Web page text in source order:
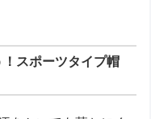
スポーツタイプ帽